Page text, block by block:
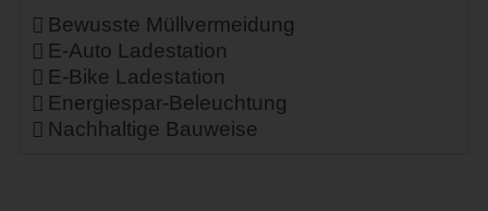
Bewusste Müllvermeidung
E-Auto Ladestation
E-Bike Ladestation
Energiespar-Beleuchtung
Nachhaltige Bauweise